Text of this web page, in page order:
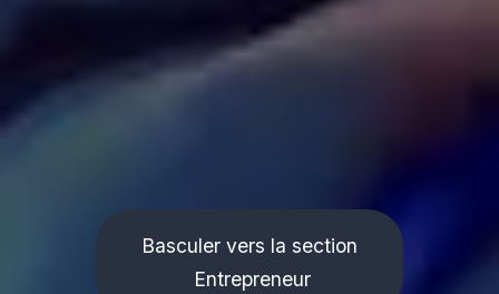
Basculer vers la section
Entrepreneur